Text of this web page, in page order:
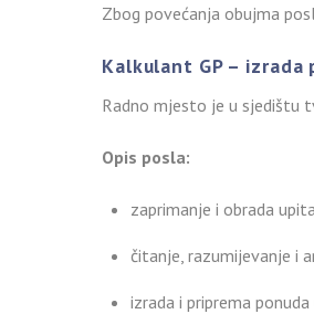
Zbog povećanja obujma
Kalkulant GP – izrada
Radno mjesto je u sjedištu
Opis posla:
zaprimanje i obrada
čitanje, razumijevanje i
izrada i priprema